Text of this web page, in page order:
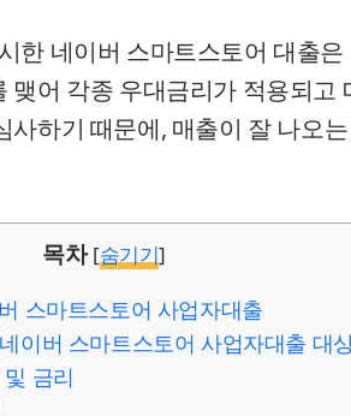
한 네이버 스마트스토어 대출
맺어 각종 우대금리가 적용되고
사하기 때문에, 매출이 잘 나오
목차 [숨기기]
스마트스토어 사업자대출
이버 스마트스토어 사업자대출 대
금리